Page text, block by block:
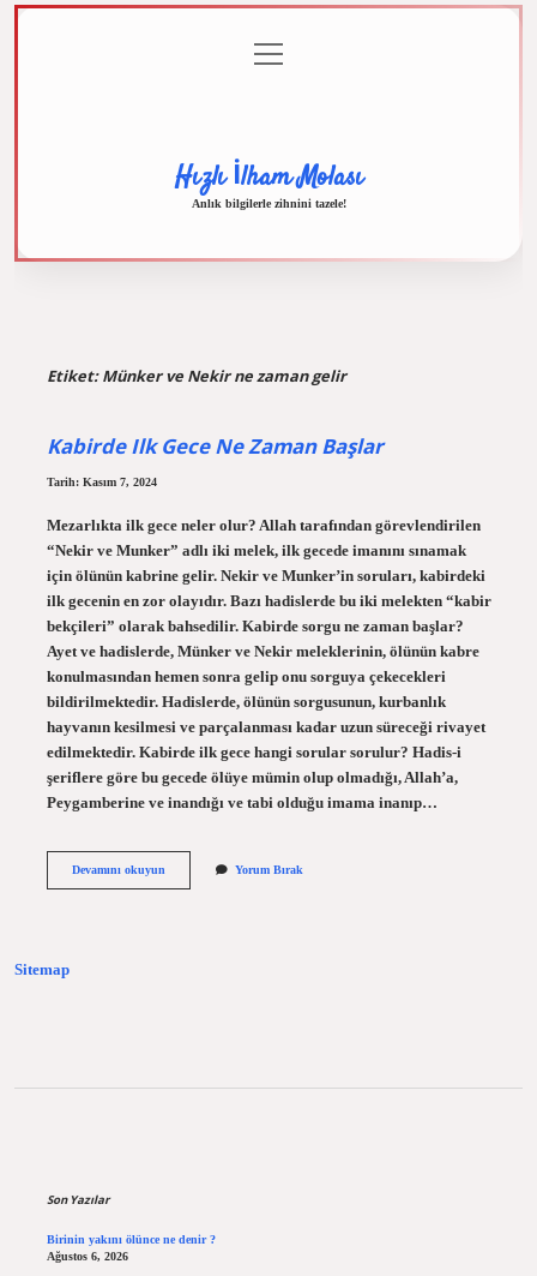
menüyü
aç
Hızlı İlham Molası
Anlık bilgilerle zihnini tazele!
Etiket:Münker ve Nekir ne zaman gelir
Kabirde Ilk Gece Ne Zaman Başlar
Tarih: Kasım 7, 2024
Mezarlıkta ilk gece neler olur? Allah tarafından görevlendirilen
“Nekir ve Munker” adlı iki melek, ilk gecede imanını sınamak
için ölünün kabrine gelir. Nekir ve Munker’in soruları, kabirdeki
ilk gecenin en zor olayıdır. Bazı hadislerde bu iki melekten “kabir
bekçileri” olarak bahsedilir. Kabirde sorgu ne zaman başlar?
Ayet ve hadislerde, Münker ve Nekir meleklerinin, ölünün kabre
konulmasından hemen sonra gelip onu sorguya çekecekleri
bildirilmektedir. Hadislerde, ölünün sorgusunun, kurbanlık
hayvanın kesilmesi ve parçalanması kadar uzun süreceği rivayet
edilmektedir. Kabirde ilk gece hangi sorular sorulur? Hadis-i
şeriflere göre bu gecede ölüye mümin olup olmadığı, Allah’a,
Peygamberine ve inandığı ve tabi olduğu imama inanıp…
Devamını okuyunKabirde
Yorum Bırak
Sitemap
Son Yazılar
Birinin yakını ölünce ne denir ?
Ağustos 6, 2026